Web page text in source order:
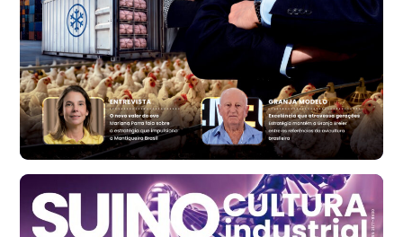
t
Ovo Vermelho - Regional
Vermelho
R$ 171,61
cx
Ovo Branco - Regional
Santa Maria do Jetibá (ES)
R$ 140,74
cx
Ovo Branco - Regional